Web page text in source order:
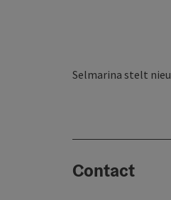
Selmarina stelt
Contact